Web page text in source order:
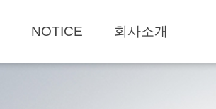
NOTICE 회사소개